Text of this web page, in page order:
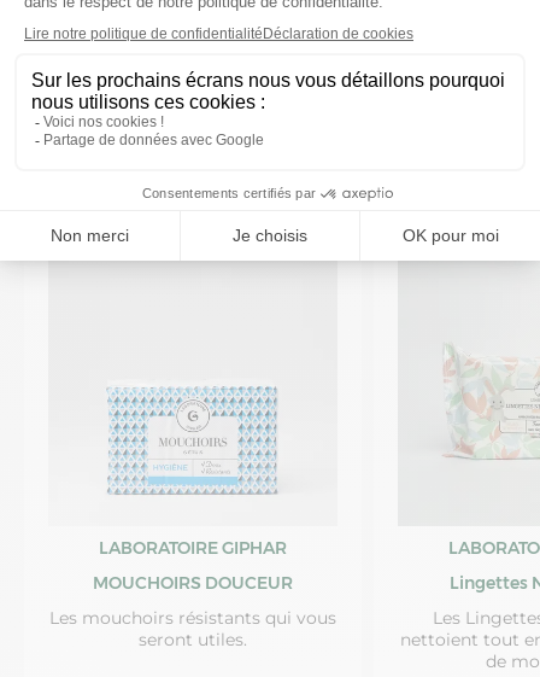
VOUS AIMEREZ AUSSI
LABORATOIRE GIPHAR
MOUCHOIRS DOUCEUR
Les mouchoirs résistants qui vous
seront utiles.
Lingettes
Les
nettoient tout
de